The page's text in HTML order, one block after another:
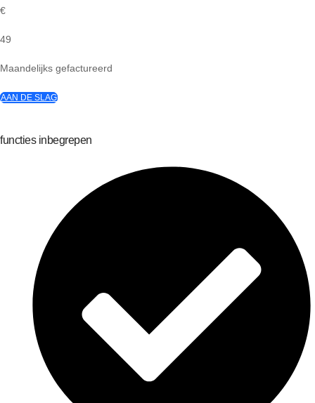
€
49
Maandelijks gefactureerd
AAN DE SLAG
functies inbegrepen